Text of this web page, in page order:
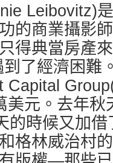
Leibovitz)
的商業攝影
得典當房產
了經濟困難
Capital
元。去年秋
的時候又加
格林威治村